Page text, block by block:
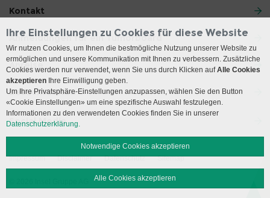
Kontakt
Anmeldungen für ein Tumorboard
Anreise
Besuchszeiten
Social Media
Impressum Disclaimer Datenschutz Sitemap
Ihre Einstellungen zu Cookies für diese Website
Wir nutzen Cookies, um Ihnen die bestmögliche Nutzung unserer Website zu
ermöglichen und unsere Kommunikation mit Ihnen zu verbessern. Zusätzliche
Cookies werden nur verwendet, wenn Sie uns durch Klicken aufAlle Cookies
akzeptieren Ihre Einwilligung geben.
Um Ihre Privatsphäre-Einstellungen anzupassen, wählen Sie den Button
«Cookie Einstellungen» um eine spezifische Auswahl festzulegen.
Informationen zu den verwendeten Cookies finden Sie in unserer
Datenschutzerklärung.
Notwendige Cookies akzeptieren
Alle Cookies akzeptieren